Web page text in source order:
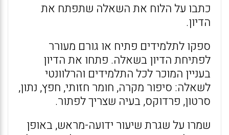
כתבו על הלוח את השאלה שתפתח את
הדיון.
ספקו לתלמידים פתיח או גורם מעורר
לפתיחת הדיון בשאלה. פתחו את הדיון
בעניין המוכר לכל התלמידים והרלוונטי
לשאלה: סיפור מקרה, חומר חזותי, חפץ, נתון,
סרטון, פרדוקס, בעיה שצריך לפתור.
שמרו על שגרת שיעור ידועה-מראש, באופן